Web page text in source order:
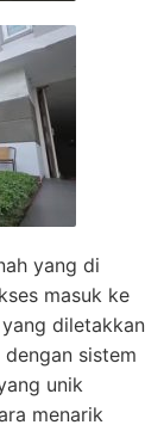
yang di
masuk ke
diletakkan
sistem
unik
menarik